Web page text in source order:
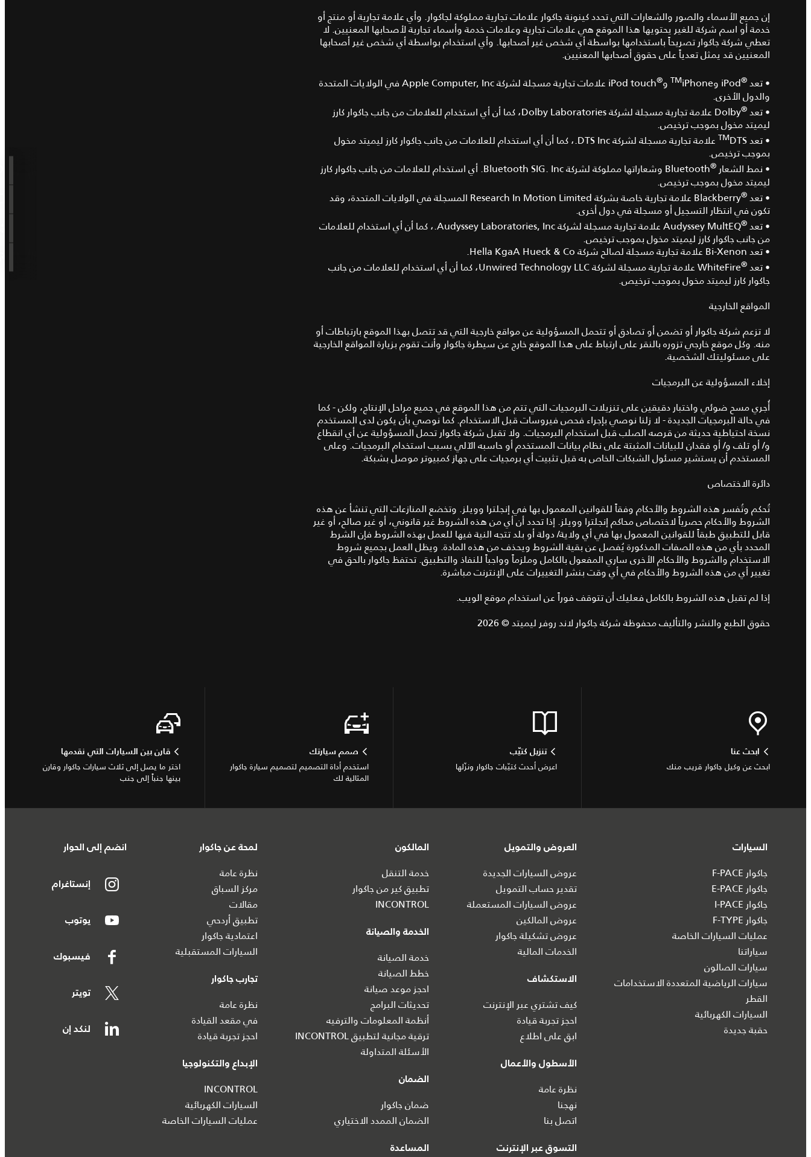
إن جميع الأسماء والصور والشعارات التي تحدد كينونة جاكوار علامات تجارية مملوكة لجاكوار. وأي علامة تجارية أو منتج أو
خدمة أو اسم شركة للغير يحتويها هذا الموقع هي علامات تجارية وعلامات خدمة وأسماء تجارية لأصحابها المعنيين. لا
تعطي شركة جاكوار تصريحاً باستخدامها بواسطة أي شخص غير أصحابها. وأي استخدام بواسطة أي شخص غير أصحابها
المعنيين قد يمثل تعدياً على حقوق أصحابها المعنيين.
• تعد®iPod و TMiPhone و ®
iPod touch علامات تجارية مسجلة لشركة Apple Computer, Inc في الولايات المتحدة
والدول الأخرى.
• تعد®
Dolby علامة تجارية مسجلة لشركة Dolby Laboratories، كما أن أي استخدام للعلامات من جانب جاكوار كارز
ليميتد مخول بموجب ترخيص.
• تعد
TM
DTS علامة تجارية مسجلة لشركة DTS Inc.، كما أن أي استخدام للعلامات من جانب جاكوار كارز ليميتد مخول
بموجب ترخيص.
• نمط الشعار®
Bluetooth وشعاراتها مملوكة لشركة Bluetooth SIG. Inc. أي استخدام للعلامات من جانب جاكوار كارز
ليميتد مخول بموجب ترخيص.
• تعد®
Blackberry علامة تجارية خاصة بشركة Research In Motion Limited المسجلة في الولايات المتحدة، وقد
تكون في انتظار التسجيل أو مسجلة في دول أخرى.
• تعد®
Audyssey MultEQ علامة تجارية مسجلة لشركة Audyssey Laboratories, Inc.، كما أن أي استخدام للعلامات
من جانب جاكوار كارز ليميتد مخول بموجب ترخيص.
• تعد Bi-Xenon علامة تجارية مسجلة لصالح شركة Hella KgaA Hueck & Co.
• تعد®
WhiteFire علامة تجارية مسجلة لشركة Unwired Technology LLC، كما أن أي استخدام للعلامات من جانب
جاكوار كارز ليميتد مخول بموجب ترخيص.
المواقع الخارجية
لا تزعم شركة جاكوار أو تضمن أو تصادق أو تتحمل المسؤولية عن مواقع خارجية التي قد تتصل بهذا الموقع بارتباطات أو
منه. وكل موقع خارجي تزوره بالنقر على ارتباط على هذا الموقع خارج عن سيطرة جاكوار وأنت تقوم بزيارة المواقع الخارجية
على مسئوليتك الشخصية.
إخلاء المسؤولية عن البرمجيات
أُجري مسح ضوئي واختبار دقيقين على تنزيلات البرمجيات التي تتم من هذا الموقع في جميع مراحل الإنتاج، ولكن - كما
في حالة البرمجيات الجديدة - لا زلنا نوصي بإجراء فحص فيروسات قبل الاستخدام. كما نوصي بأن يكون لدى المستخدم
نسخة احتياطية حديثة من قرصه الصلب قبل استخدام البرمجيات. ولا تقبل شركة جاكوار تحمل المسؤولية عن أي انقطاع
و/ أو تلف و/ أو فقدان للبيانات المثبتة على نظام بيانات المستخدم أو حاسبه الآلي بسبب استخدام البرمجيات. وعلى
المستخدم أن يستشير مسئول الشبكات الخاص به قبل تثبيت أي برمجيات على جهاز كمبيوتر موصل بشبكة.
دائرة الاختصاص
تُحكم وتُفسر هذه الشروط والأحكام وفقاً للقوانين المعمول بها في إنجلترا وويلز. وتخضع المنازعات التي تنشأ عن هذه
الشروط والأحكام حصرياً لاختصاص محاكم إنجلترا وويلز. إذا تحدد أن أي من هذه الشروط غير قانوني، أو غير صالح، أو غير
قابل للتطبيق طبقاً للقوانين المعمول بها في أي ولاية/ دولة أو بلد تتجه النية فيها للعمل بهذه الشروط فإن الشرط
المحدد بأي من هذه الصفات المذكورة يُفصل عن بقية الشروط ويحذف من هذه المادة. ويظل العمل بجميع شروط
الاستخدام والشروط والأحكام الأخرى ساري المفعول بالكامل وملزماً وواجباً للنفاذ والتطبيق. تحتفظ جاكوار بالحق في
تغيير أي من هذه الشروط والأحكام في أي وقت بنشر التغييرات على الإنترنت مباشرة.
إذا لم تقبل هذه الشروط بالكامل فعليك أن تتوقف فوراً عن استخدام موقع الويب.
حقوق الطبع والنشر والتأليف محفوظة شركة جاكوار لاند روفر ليميتد © 2026
ابحث عنا
ابحث عن وكيل جاكوار قريب منك
تنزيل كتيّب
اعرض أحدث كتيّبات جاكوار ونزّلها
صمم سيارتك
استخدم أداة التصميم لتصميم سيارة جاكوار
المثالية لك
قارن بين السيارات التي نقدمها
اختر ما يصل إلى ثلاث سيارات جاكوار وقارن
بينها جنباً إلى جنب
السيارات
جاكوار F-PACE
جاكوار E-PACE
جاكوار I‑PACE
جاكوار F-TYPE
عمليات السيارات الخاصة
سياراتنا
سيارات الصالون
سيارات الرياضية المتعددة الاستخدامات
القطر
السيارات الكهربائية
حقبة جديدة
العروض والتمويل
عروض السيارات الجديدة
تقدير حساب التمويل
عروض السيارات المستعملة
عروض المالكين
عروض تشكيلة جاكوار
الخدمات المالية
الاستكشاف
كيف تشتري عبر الإنترنت
احجز تجربة قيادة
ابق على اطلاع
الأسطول والأعمال
نظرة عامة
نهجنا
اتصل بنا
التسوق عبر الإنترنت
المالكون
خدمة التنقل
تطبيق كير من جاكوار
INCONTROL
الخدمة والصيانة
خدمة الصيانة
خطط الصيانة
احجز موعد صيانة
تحديثات البرامج
أنظمة المعلومات والترفيه
ترقية مجانية لتطبيق INCONTROL
الأسئلة المتداولة
الضمان
ضمان جاكوار
الضمان الممدد الاختياري
المساعدة
لمحة عن جاكوار
نظرة عامة
مركز السباق
مقالات
تطبيق أردحي
اعتمادية جاكوار
السيارات المستقبلية
تجارب جاكوار
نظرة عامة
في مقعد القيادة
احجز تجربة قيادة
الإبداع والتكنولوجيا
INCONTROL
السيارات الكهربائية
عمليات السيارات الخاصة
انضم إلى الحوار
إنستاغرام
يوتوب
فيسبوك
تويتر
لنكد إن